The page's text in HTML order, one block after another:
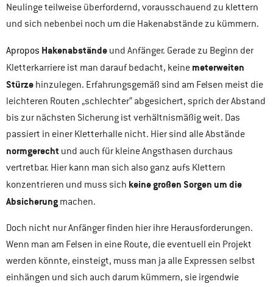
Neulinge teilweise überfordernd, vorausschauend zu klettern
und sich nebenbei noch um die Hakenabstände zu kümmern.
Apropos Hakenabstände und Anfänger. Gerade zu Beginn der
Kletterkarriere ist man darauf bedacht, keine meterweiten
Stürze hinzulegen. Erfahrungsgemäß sind am Felsen meist die
leichteren Routen „schlechter“ abgesichert, sprich der Abstand
bis zur nächsten Sicherung ist verhältnismäßig weit. Das
passiert in einer Kletterhalle nicht. Hier sind alle Abstände
normgerecht und auch für kleine Angsthasen durchaus
vertretbar. Hier kann man sich also ganz aufs Klettern
konzentrieren und muss sich keine großen Sorgen um die
Absicherung machen.
Doch nicht nur Anfänger finden hier ihre Herausforderungen.
Wenn man am Felsen in eine Route, die eventuell ein Projekt
werden könnte, einsteigt, muss man ja alle Expressen selbst
einhängen und sich auch darum kümmern, sie irgendwie